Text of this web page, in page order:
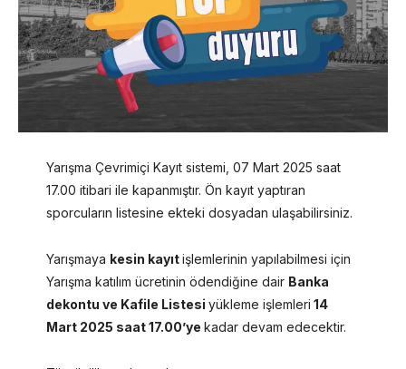
Yarışma Çevrimiçi Kayıt sistemi, 07 Mart 2025 saat
17.00 itibari ile kapanmıştır. Ön kayıt yaptıran
sporcuların listesine ekteki dosyadan ulaşabilirsiniz.
Yarışmaya kesin kayıtişlemlerinin yapılabilmesi için
Yarışma katılım ücretinin ödendiğine dair Banka
dekontu ve Kafile Listesi yükleme işlemleri 14
Mart 2025 saat 17.00’ye kadar devam edecektir.